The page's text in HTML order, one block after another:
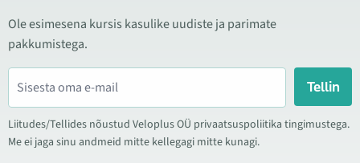
Ole esimesena kursis kasulike uudiste ja parimate
pakkumistega.
Tellin
Liitudes/Tellides nõustud Veloplus OÜ privaatsuspoliitika tingimustega.
Me ei jaga sinu andmeid mitte kellegagi mitte kunagi.